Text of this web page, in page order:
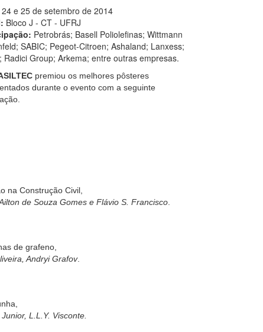
24 e 25 de setembro de 2014
Bloco J - CT - UFRJ
Petrobrás; Basell Poliolefinas; Wittmann
SABIC; Pegeot-Citroen; Ashaland; Lanxess;
Radici Group; Arkema; entre outras empresas.
premiou os melhores pôsteres
durante o evento com a seguinte
na Construção Civil,
de Souza Gomes e Flávio S. Francisco.
de grafeno,
Andryi Grafov.
L.L.Y. Visconte.